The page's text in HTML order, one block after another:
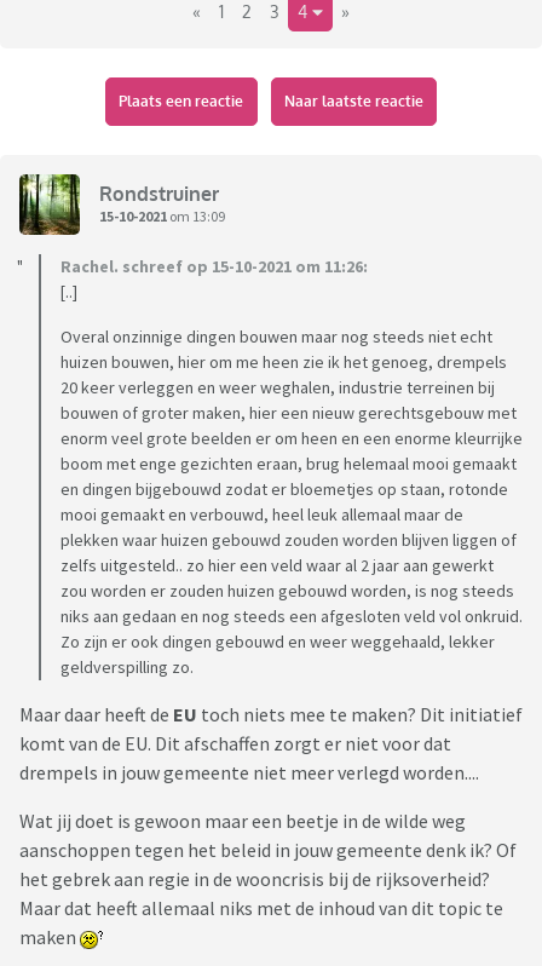
Europese Unie is om 12 uur begonnen en duurt twee weken.
meedoen als je EU-burger bent én tussen 1 juli 2001 en 1
bent geboren. "
Ik vind het een superleuk idee voor jongeren om hun
horizon te verbreden. Hebben jullie pubers al gratis
https://www.rtlnieuws.nl/nieuws/nederland/artikel/52596
95/gratis-met-de-trein-door-europa-jongeren-eu
« 1 2 3 4 »
Plaats een reactie Naar laatste reactie
Rondstruiner
15-10-2021 om 13:09
Rachel. schreef op 15-10-2021 om 11:26:
[..]
Overal onzinnige dingen bouwen maar nog steeds niet echt
huizen bouwen, hier om me heen zie ik het genoeg, drempels
20 keer verleggen en weer weghalen, industrie terreinen bij
bouwen of groter maken, hier een nieuw gerechtsgebouw met
enorm veel grote beelden er om heen en een enorme kleurrijke
boom met enge gezichten eraan, brug helemaal mooi gemaakt
en dingen bijgebouwd zodat er bloemetjes op staan, rotonde
mooi gemaakt en verbouwd, heel leuk allemaal maar de
plekken waar huizen gebouwd zouden worden blijven liggen of
zelfs uitgesteld.. zo hier een veld waar al 2 jaar aan gewerkt
zou worden er zouden huizen gebouwd worden, is nog steeds
niks aan gedaan en nog steeds een afgesloten veld vol onkruid.
Zo zijn er ook dingen gebouwd en weer weggehaald, lekker
geldverspilling zo.
Maar daar heeft de EU toch niets mee te maken? Dit initiatief
komt van de EU. Dit afschaffen zorgt er niet voor dat
drempels in jouw gemeente niet meer verlegd worden....
Wat jij doet is gewoon maar een beetje in de wilde weg
aanschoppen tegen het beleid in jouw gemeente denk ik? Of
het gebrek aan regie in de wooncrisis bij de rijksoverheid?
Maar dat heeft allemaal niks met de inhoud van dit topic te
maken